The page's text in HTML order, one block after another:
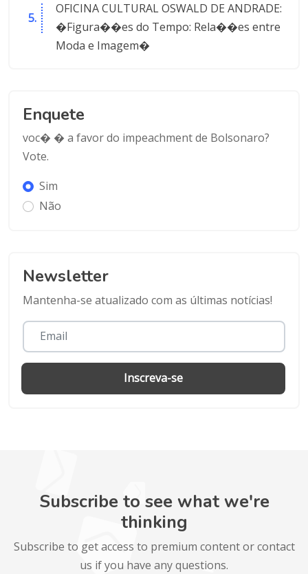
OFICINA CULTURAL OSWALD DE ANDRADE:
�Figura��es do Tempo: Rela��es entre
Moda e Imagem�
Enquete
voc� � a favor do impeachment de Bolsonaro?
Vote.
Sim
Não
Newsletter
Mantenha-se atualizado com as últimas notícias!
Inscreva-se
Subscribe to see what we're
thinking
Subscribe to get access to premium content or contact
us if you have any questions.